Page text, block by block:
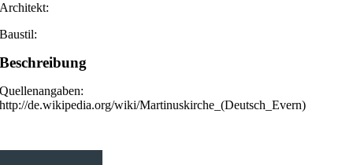
Architekt:
Baustil:
Beschreibung
Quellenangaben:
http://de.wikipedia.org/wiki/Martinuskirche_(Deutsch_Evern)